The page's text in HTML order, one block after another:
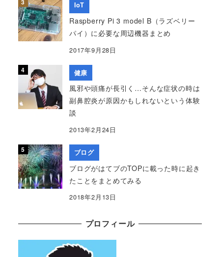
IoT
Raspberry Pi 3 model B（ラズベリー
パイ）に必要な周辺機器まとめ
2017年9月28日
健康
風邪や頭痛が長引く…そんな症状の時は
副鼻腔炎が原因かもしれないという体験
談
2013年2月24日
ブログ
ブログがはてブのTOPに載った時に起き
たことをまとめてみる
2018年2月13日
プロフィール